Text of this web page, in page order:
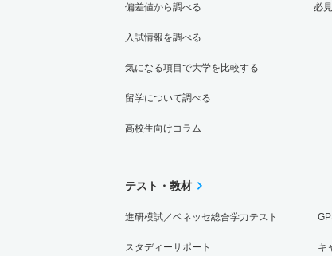
偏差値から調べる
入試情報を調べる
気になる項目で大学を比較する
留学について調べる
高校生向けコラム
必
テスト・教材
進研模試／ベネッセ総合学力テスト
スタディーサポート キ